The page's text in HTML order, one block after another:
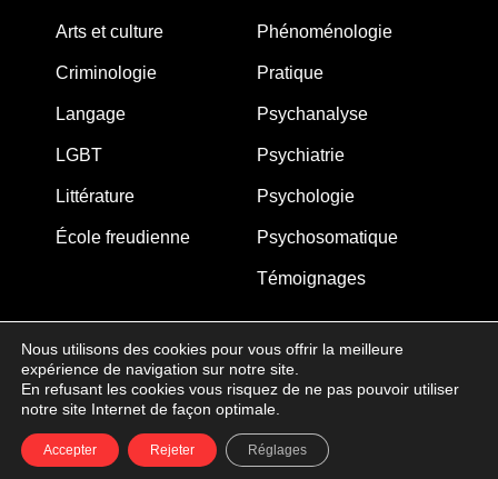
Arts et culture
Criminologie
Langage
LGBT
Littérature
École freudienne
Phénoménologie
Pratique
Psychanalyse
Psychiatrie
Psychologie
Psychosomatique
Témoignages
MJW-FEDITION.COM © 2005-2025 – La Gouberdière
14710 Saint-Martin de Blagny
Nous utilisons des cookies pour vous offrir la meilleure
expérience de navigation sur notre site.
En refusant les cookies vous risquez de ne pas pouvoir utiliser
notre site Internet de façon optimale.
Accepter Rejeter Réglages